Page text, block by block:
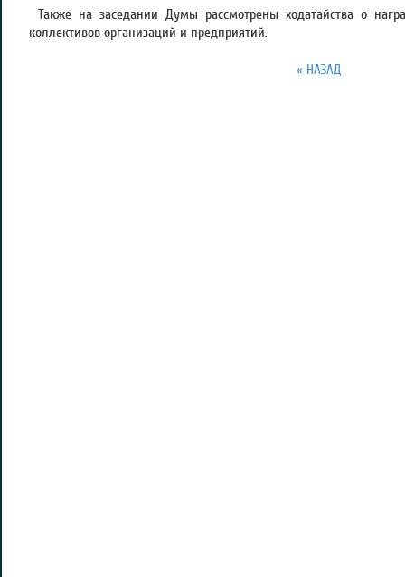
Также на заседании Думы рассмотрены ходатайства о
коллективов организаций и предприятий.
« НАЗАД